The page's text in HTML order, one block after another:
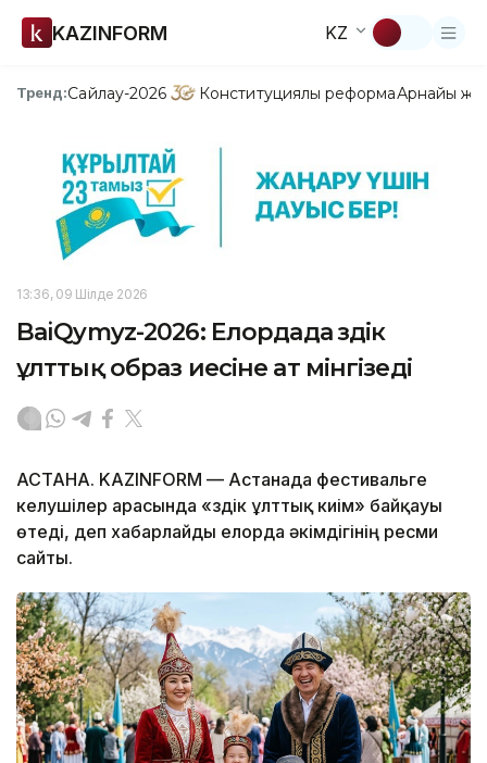
KAZINFORM KZ
Тренд:Сайлау-2026 Конституциялық реформаАрнайы
13:36, 09 Шілде 2026
BaiQymyz-2026: Елордада үздік
ұлттық образ иесіне ат мінгізеді
АСТАНА. KAZINFORM — Астанада фестивальге
келушілер арасында «Үздік ұлттық киім» байқауы
өтеді, деп хабарлайды елорда әкімдігінің ресми
сайты.